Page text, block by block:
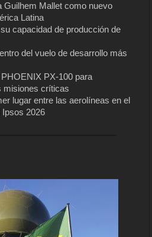
Guilhem Mallet como nuevo
Latina
capacidad de producción de
del vuelo de desarrollo más
PX-100 para
misiones críticas
lugar entre las aerolíneas en el
Ipsos 2026